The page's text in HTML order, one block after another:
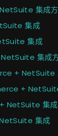
集成
集成
集成
集成
+ NetSuite
+
NetSuite 集成
集成